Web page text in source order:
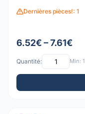
Dernières pièces!: 1
6.52€ – 7.61€
Quantité: Min: 1